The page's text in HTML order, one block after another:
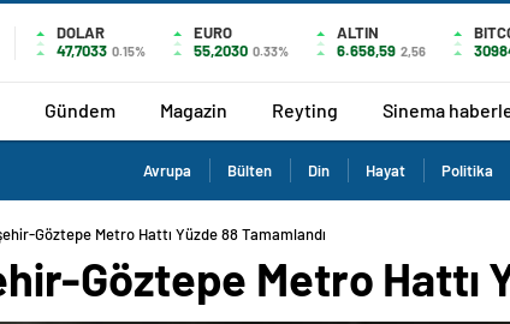
DOLAR
47,7033 0.15%
EURO
55,2030 0.33%
ALTIN
6.658,59 2,56
Gündem Magazin Reyting Sinema
Avrupa Bülten Din Hayat Politika
Göztepe Metro Hattı Yüzde 88 Tamamlandı
Göztepe Metro Hattı